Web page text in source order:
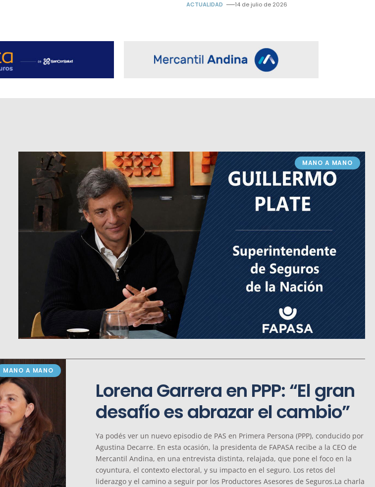
ACTUALIDAD 14 de julio de 2026
MANO A MANO
MANO A MANO
Lorena Garrera en PPP: “El gran
desafío es abrazar el cambio”
Ya podés ver un nuevo episodio de PAS en Primera Persona (PPP), conducido por
Agustina Decarre. En esta ocasión, la presidenta de FAPASA recibe a la CEO de
Mercantil Andina, en una entrevista distinta, relajada, que pone el foco en la
coyuntura, el contexto electoral, y su impacto en el seguro. Los retos del
liderazgo y el camino a seguir por los Productores Asesores de Seguros.La charla